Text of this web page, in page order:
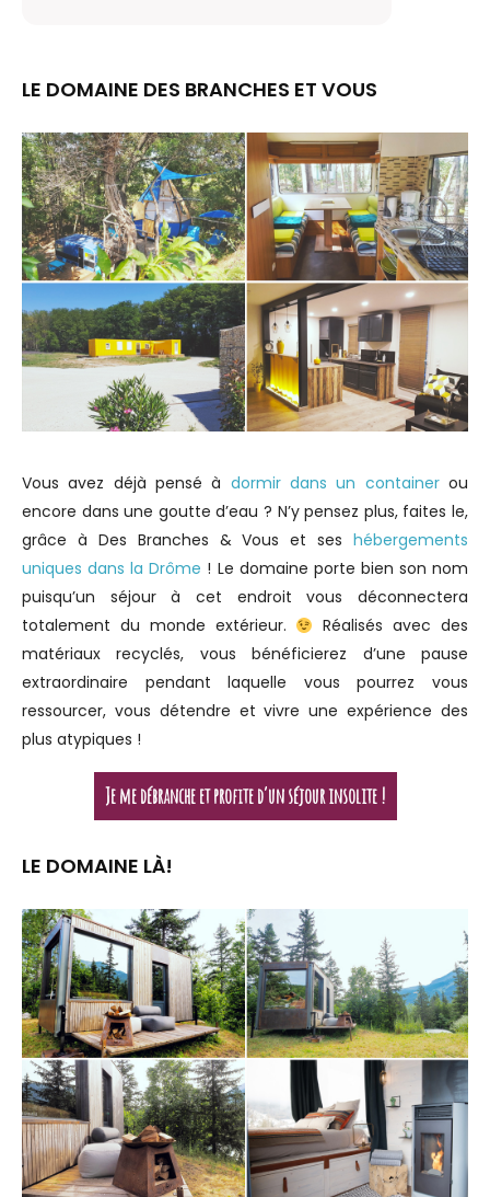
LE DOMAINE DES BRANCHES ET VOUS
Vous avez déjà pensé à dormir dans un containerou
encore dans une goutte d’eau ? N’y pensez plus, faites le,
grâce à Des Branches & Vous et ses hébergements
uniques dans la Drôme ! Le domaine porte bien son nom
puisqu’un séjour à cet endroit vous déconnectera
totalement du monde extérieur.
Réalisés avec des
matériaux recyclés, vous bénéficierez d’une pause
extraordinaire pendant laquelle vous pourrez vous
ressourcer, vous détendre et vivre une expérience des
plus atypiques !
Je me débranche et profite d’un séjour insolite !
LE DOMAINE LÀ!